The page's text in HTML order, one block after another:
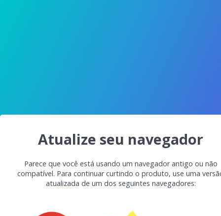
Atualize seu navegador
Parece que você está usando um navegador antigo ou não
compatível. Para continuar curtindo o produto, use uma
atualizada de um dos seguintes navegadores: